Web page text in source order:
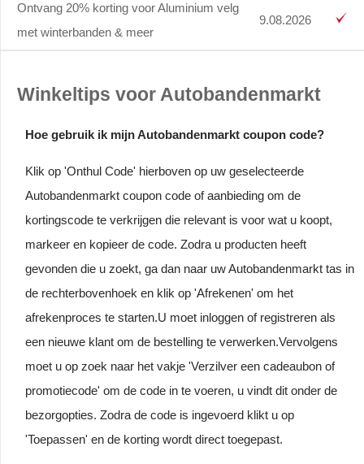
Ontvang 20% korting voor Aluminium velg
met winterbanden & meer
9.08.2026
Winkeltips voor Autobandenmarkt
Hoe gebruik ik mijn Autobandenmarkt coupon code?
Klik op 'Onthul Code' hierboven op uw geselecteerde
Autobandenmarkt coupon code of aanbieding om de
kortingscode te verkrijgen die relevant is voor wat u koopt,
markeer en kopieer de code. Zodra u producten heeft
gevonden die u zoekt, ga dan naar uw Autobandenmarkt tas in
de rechterbovenhoek en klik op 'Afrekenen' om het
afrekenproces te starten.U moet inloggen of registreren als
een nieuwe klant om de bestelling te verwerken.Vervolgens
moet u op zoek naar het vakje 'Verzilver een cadeaubon of
promotiecode' om de code in te voeren, u vindt dit onder de
bezorgopties. Zodra de code is ingevoerd klikt u op
'Toepassen' en de korting wordt direct toegepast.